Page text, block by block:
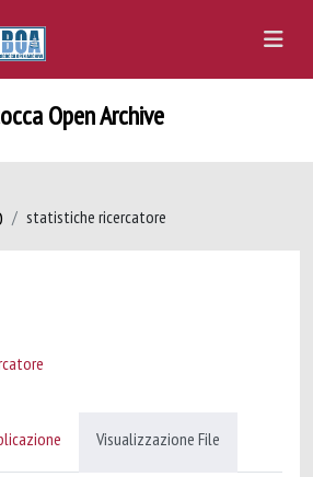
Open Archive
statistiche ricercatore
Visualizzazione File